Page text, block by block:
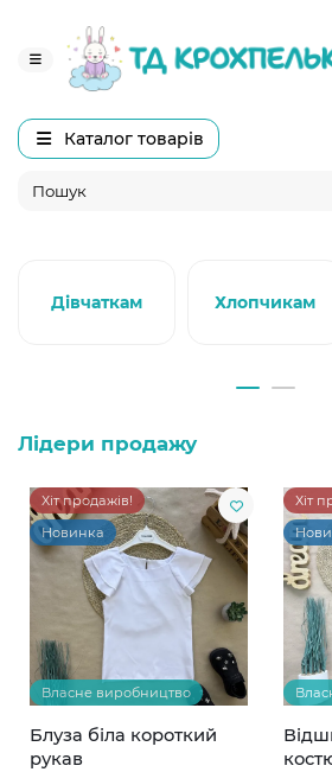
Каталог товарів
Дівчаткам Хлопчикам
Лідери продажу
Хіт продажів!
Новинка
Власне виробництво
Блуза біла короткий
рукав
Хіт